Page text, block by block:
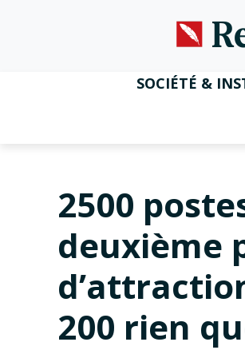
SOCIÉTÉ &
2500
deuxième
200 rien